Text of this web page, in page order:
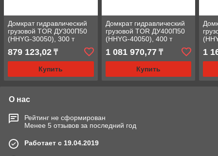
Домкрат гидравлический
грузовой TOR ДУ300П50
(HHYG-30050), 300 т
879 123,02 ₸
Купить
Домкрат гидравлический
грузовой TOR ДУ400П50
(HHYG-40050), 400 т
1 081 970,77₸
Купить
1
О нас
Рейтинг не сформирован
Менее 5 отзывов за последний год
Работает с 19.04.2019